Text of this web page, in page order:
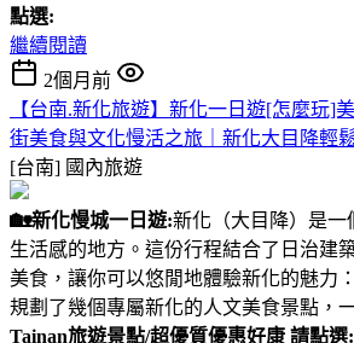
點選:
繼續閱讀
2個月前
【台南.新化旅遊】新化一日遊[怎麼玩]
街美食與文化慢活之旅｜新化大目降輕
[台南] 國內旅遊
🏡新化慢城一日遊:新化（大目降）是一
生活感的地方。這份行程結合了日治建
美食，讓你可以悠閒地體驗新化的魅力：
規劃了幾個專屬新化的人文美食景點，
Tainan旅遊景點/超優質優惠好康 請點選: